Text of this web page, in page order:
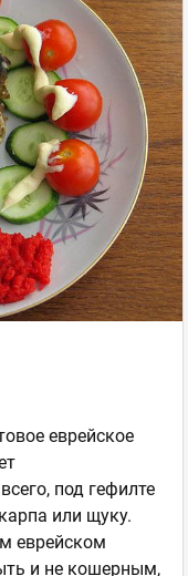
еврейское
под гефилте
или щуку.
еврейском
и не кошерным,